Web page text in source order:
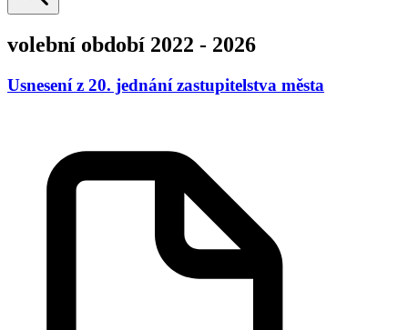
volební období 2022 - 2026
Usnesení z 20. jednání zastupitelstva města